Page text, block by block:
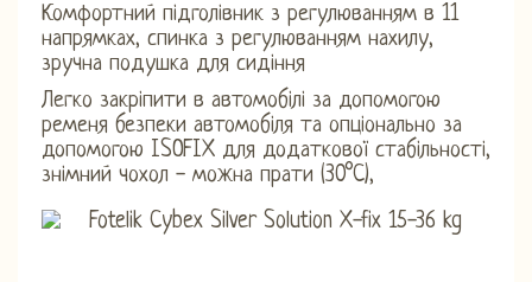
Комфортний підголівник з регулюванням в 11
напрямках, спинка з регулюванням нахилу,
зручна подушка для сидіння
Легко закріпити в автомобілі за допомогою
ременя безпеки автомобіля та опціонально за
допомогою ISOFIX для додаткової стабільності,
знімний чохол - можна прати (30°C),